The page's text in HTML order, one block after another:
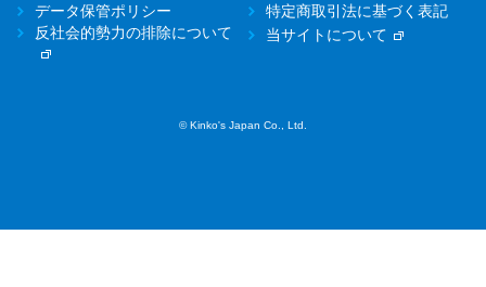
データ保管ポリシー
特定商取引法に基づく表記
反社会的勢力の排除について
当サイトについて
© Kinko's Japan Co., Ltd.